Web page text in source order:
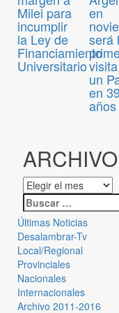
Milei para
incumplir
la Ley de
Financiamiento
Universitario
en
será
un
en 39
años
ARCHIVO
Últimas Noticias
Desalambrar-Tv
Local/Regional
Provinciales
Nacionales
Internacionales
Archivo 2011-2016